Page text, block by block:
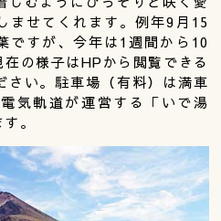
ませてくれます。例年9月15
ですが、今年は1週間から10
の様子はHPから閲覧できる
さい。駐車場（有料）は満車
気軌道が運営する「いで湯
。